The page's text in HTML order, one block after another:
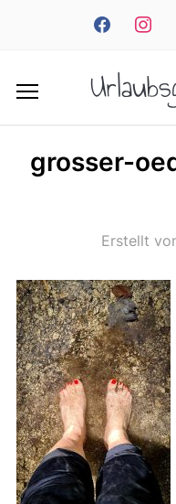
facebook
grosser-
Erstellt